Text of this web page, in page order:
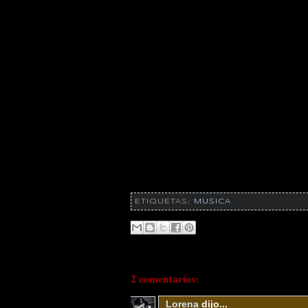
ETIQUETAS: MUSICA
2 comentarios:
Lorenadijo...